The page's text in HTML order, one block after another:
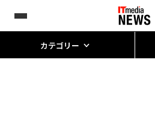
カテゴリー